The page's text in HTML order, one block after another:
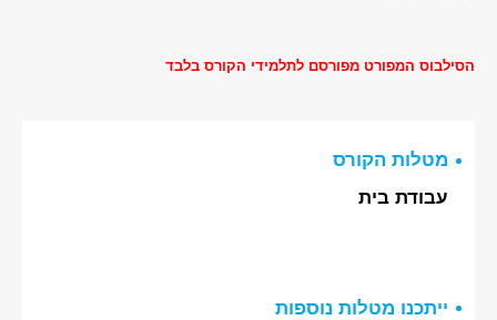
הסילבוס המפורט מפורסם לתלמידי הקורס בלבד
מטלות הקורס
עבודת בית
ייתכנו מטלות נוספות